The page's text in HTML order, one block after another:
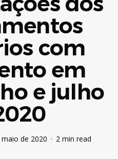
com
em
e julho
maio de 2020 2 min read